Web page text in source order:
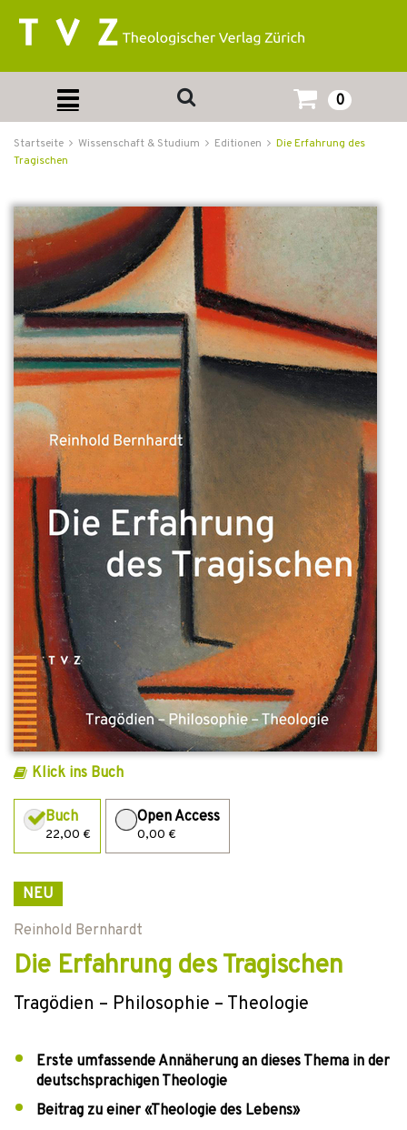
0
Startseite Wissenschaft & Studium Editionen
Die Erfahrung des
Tragischen
Klick ins Buch
Buch
22,00 €
Open Access
0,00 €
NEU
Reinhold Bernhardt
Die Erfahrung des Tragischen
Tragödien – Philosophie – Theologie
Erste umfassende Annäherung an dieses Thema in der
deutschsprachigen Theologie
Beitrag zu einer «Theologie des Lebens»